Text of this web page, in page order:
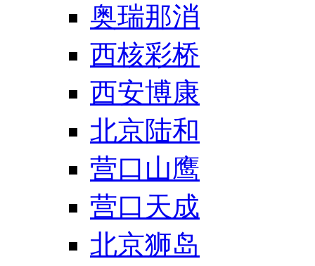
奥瑞那消
西核彩桥
西安博康
北京陆和
营口山鹰
营口天成
北京狮岛